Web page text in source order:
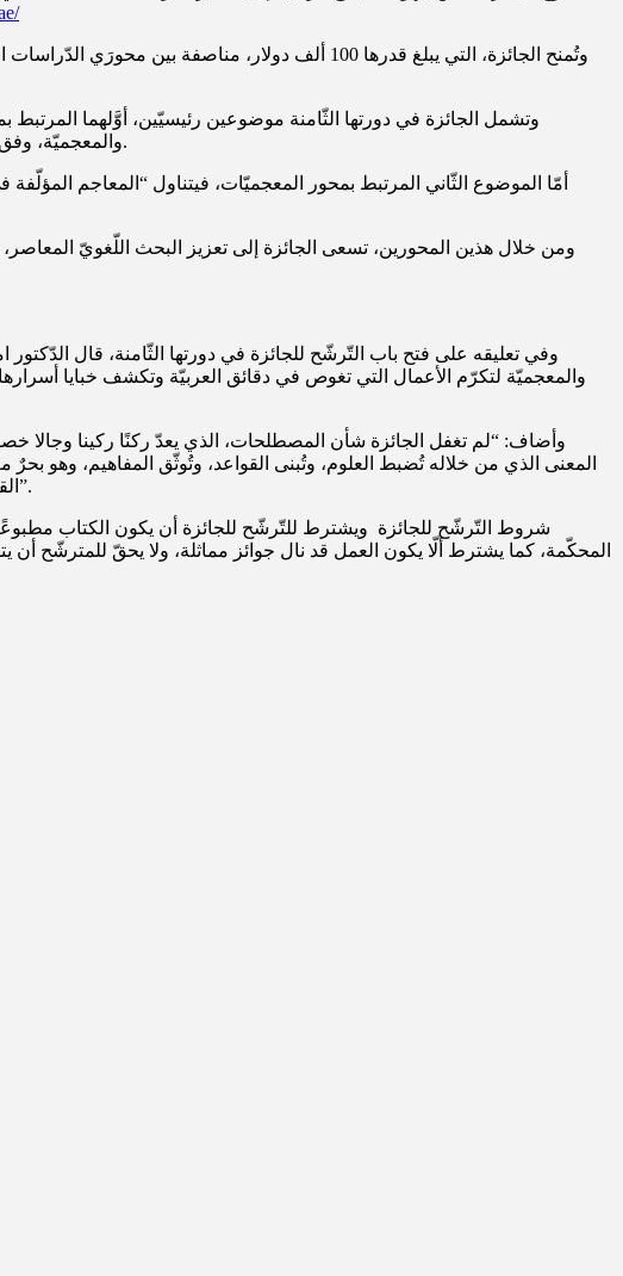
وتشمل الجائزة في دورتها الثّامنة موضوعين رئيسيّين، أوَّلهما المرتبط
والمعجميّة، وفق المعايير اللّسانيّة الحديثة مثل الاتّساق والانسجام والتناصّ والمقبوليّة، ممّا يتيح فهمًا أعمق للبنية اللّغويّة وتحليلها بأساليب متجدّدة.
أمّا الموضوع الثّاني المرتبط بمحور المعجميّات، فيتناول “المعاجم
ومن خلال هذين المحورين، تسعى الجائزة إلى تعزيز البحث اللّغويّ المعاصر،
وفي تعليقه على فتح باب التّرشّح للجائزة في دورتها الثّامنة، قال
والمعجميّة لتكرّم الأعمال التي تغوص في دقائق العربيّة وتكشف خبايا
وأضاف: “لم تغفل الجائزة شأن المصطلحات، الذي يعدّ ركنًا ركينا وجالا
المعنى الذي من خلاله تُضبط العلوم، وتُبنى القواعد، وتُوثّق المفاهيم، وهو بحرٌ
القاطع على أنّ العربيّة لغة العلم كما هي لغة الأدب، وأنها باقية في ريادتها، عزيزةٌ بمكانتها، شامخةٌ بين لغات العالم على مرّ العصور”.
شروط التّرشّح للجائزة
المحكّمة، كما يشترط ألّا يكون العمل قد نال جوائز مماثلة، ولا يحقّ للمترشّح أن